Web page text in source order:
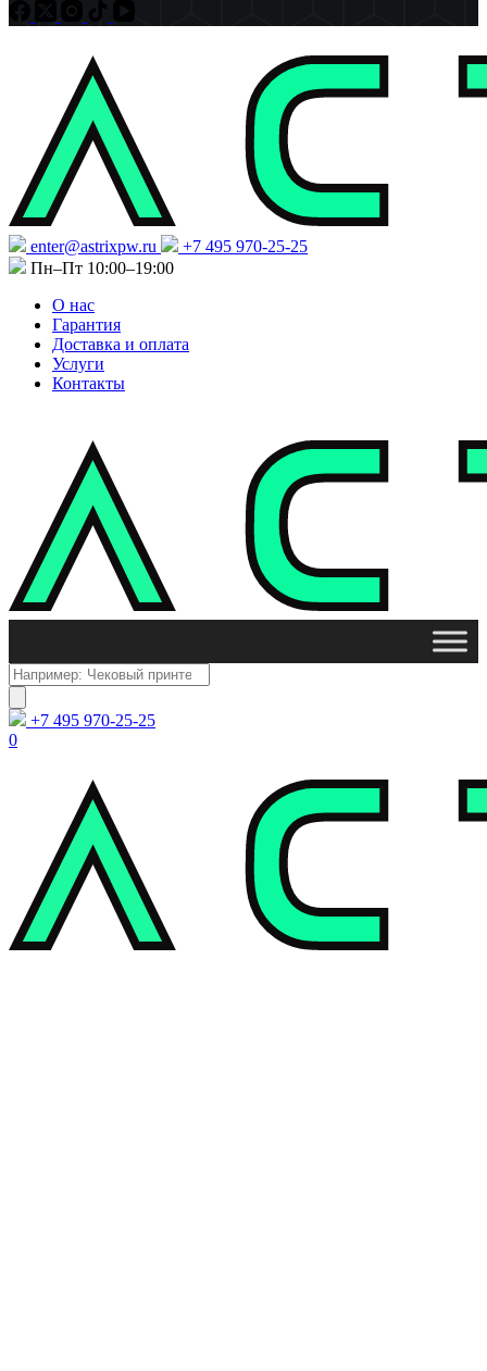
enter@astrixpw.ru
+7 495 970-25-25
Пн–Пт 10:00–19:00
О нас
Гарантия
Доставка и оплата
Услуги
Контакты
Поиск
товаров
+7 495 970-25-25
0